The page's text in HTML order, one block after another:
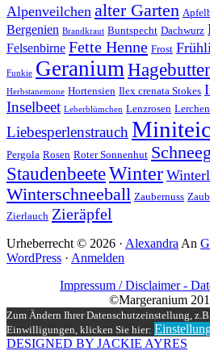
Alpenveilchen alter Garten
Bergenien Brandkraut Buntspecht Dachwurz
Felsenbirne Fette Henne Frost
Funkie Geranium
Herbstanemone Hortensien Ilex crenata Stokes
Inselbeet Leberblümchen Lenzrosen
Liebesperlenstrauch
Pergola Rosen Roter Sonnenhut
StaudenbeeteWinter
Winterschneeball Zaubernuss
Zierlauch Zieräpfel
Urheberrecht © 2026 · Alexandra An
WordPress · Anmelden
Impressum / Disclaimer -
©Margeranium
Zum Ändern Ihrer Datenschutzeinstellung,
Einwilligungen, klicken Sie hier:
DESIGNED BY JACKIE AYRES